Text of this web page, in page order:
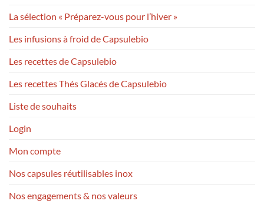
La sélection « Préparez-vous pour l’hiver »
Les infusions à froid de Capsulebio
Les recettes de Capsulebio
Les recettes Thés Glacés de Capsulebio
Liste de souhaits
Login
Mon compte
Nos capsules réutilisables inox
Nos engagements & nos valeurs